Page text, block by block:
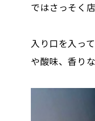
ではさっそく
入り口を入っ
や酸味、香り